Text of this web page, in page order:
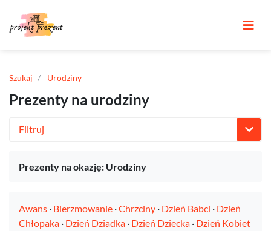
Szukaj Urodziny
Prezenty na urodziny
Filtruj
Prezenty na okazję: Urodziny
Awans · Bierzmowanie ·Chrzciny · Dzień Babci · Dzień
Chłopaka · Dzień Dziadka · Dzień Dziecka · Dzień Kobiet